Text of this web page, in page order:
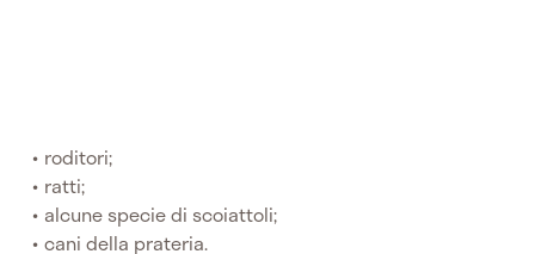
roditori;
ratti;
alcune specie di scoiattoli;
cani della prateria.